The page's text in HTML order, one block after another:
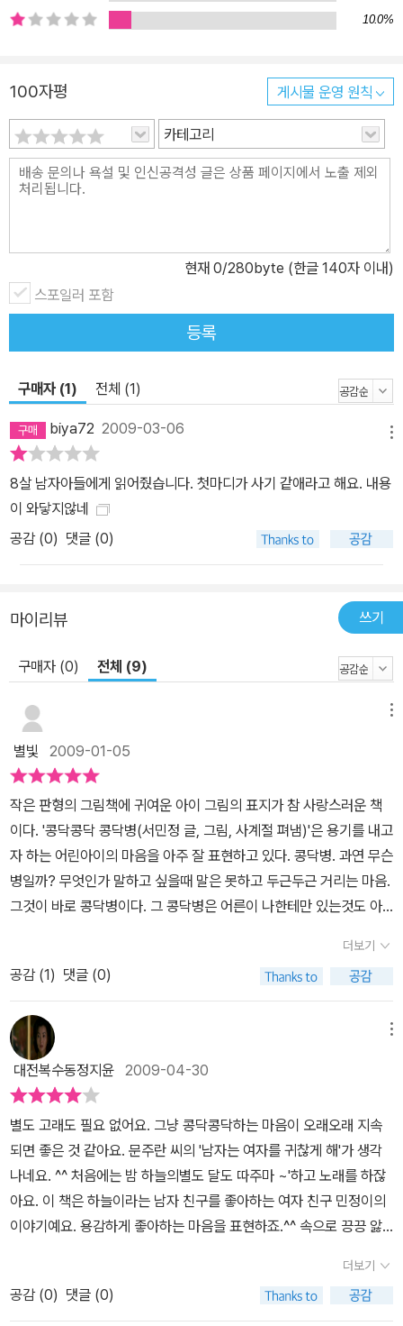
담은 이 작고 귀여운 이야기 속에 사랑의 기본 법칙이 다 들어있어요.
하나, 나를 있는 모습 그대로 받아들이고, 나를 먼저 사랑한다. 폭탄
설레게 하는 이성친구가 생기다니! 그러나 하늘이는 수아하고만 놀아
요. 민정이는 하늘이에게 잘 보이기 위해 수아처럼 예쁘게 머리를 빗
어보기도 하고, 수아처럼 예쁜 리본도 해 보고, 수아처럼 예쁜 치마도
입어보지만 하늘이는 민정이를 쳐다보지도 않아요. 사랑하면 내가 작
아 보이잖아요. 나름 괜찮은 줄 알았던 내가 초라해 보이는 법이잖아
런 내 모습! 어리버리한 것도 사랑스런 내 모습! 힘 세고 용감한 건 더
많이 사랑스런 내 모습이에요! 사랑하기 위해 필요한 가장 기본적인
자세는, 자신을 받아들이고 사랑하는 것이랍니다. 둘, 여자가 먼저 하
면 어때? 고백한다! 하늘이에 대한 사랑이 커지기만 하던 어느날 밤,
하늘이를 위해서라면 한강에서 고래도 잡은 민정인데, 그까짓 말 한
의 마음을 전하기로 결심합니다. 여자 아이라고 먼저 고백하지 말란
법도 없지요! 그간 하늘이 앞에서 우물쭈물 대기만 하던 민정이는 민
정이 식으로 문제를 멋지게 해결합니다. 셋, 질투는 금물! 괜한 시간
낭비 말고 그와의 시간을 만끽한다! “야! 이하늘! 나랑 같이 놀면 안
돼?” 수아랑 같이 놀던 하늘이가 마침 잘됐대요, 친구가 한 명 필요했
다고. 속도 없는 우리의 민정이는 수아가 하는 간호사 역할을 탐내지
벌리고 행복에 겨워하는 민정이! 이런 민정이를 어찌 사랑하지 않을
있기만 해도, 그것만으로도 충만해지는 것, 이게 사랑 아닐까요? 보
실천했어요. 그래서 이제 콩닥병이 다 나았죠. 사랑의 열병, 콩닥병은
말하면 낫는 병이거든요. 이래도 일곱 살 사랑을 인정하지 않으실 건
가요? 『콩닥콩닥 콩닥병』, 아이가 사랑에 빠졌을 때, 콩닥병에 걸렸
진 사람, 빠질 사람, 사랑에 빠졌던 과거를 되새겨 보고 싶은 사람까지
모두가 빙그레 웃을 수 있을 거예요.
10.0%
100자평 게시물 운영 원칙
카테고리
현재 0/280byte (한글 140자 이내)
스포일러 포함
등록
구매자 (1) 전체 (1)
biya72 2009-03-06
8살 남자아들에게 읽어줬습니다. 첫마디가 사기 같애라고 해요. 내용
이 와닿지않네
공감 (0) 댓글 (0)
마이리뷰 쓰기
구매자 (0) 전체 (9)
별빛 2009-01-05
작은 판형의 그림책에 귀여운 아이 그림의 표지가 참 사랑스러운 책
이다. '콩닥콩닥 콩닥병(서민정 글, 그림, 사계절 펴냄)'은 용기를 내고
자 하는 어린아이의 마음을 아주 잘 표현하고 있다. 콩닥병. 과연 무슨
병일까? 무엇인가 말하고 싶을때 말은 못하고 두근두근 거리는 마음.
그것이 바로 콩닥병이다. 그 콩닥병은 어른이 나한테만 있는것도 아
도 콩닥병이 있기는 한걸까? 친구들 이야기를 유심히 듣고 있는것 보
면 콩닥병이 있기는 한 것 같다. 민정이는 하늘이랑 놀고 싶은데 하늘
이는 늘 수아하고만 논다. 왜 그럴까? 수아가 이빠서 일까? 그래서 나
름대로 꾸며도 보지만 하늘이는 여전다. 어느날 하늘이는 있는힘을
다해 용기를 내어 소리르 지른다. 할말이 있는데... 나랑 같이 놀면 안
돼? 하늘이 잘되었다면 놀이에 끼워준다. 콩닥병 큰 소리로 이야기
하면 낫는 병이었다. 사실 우리집 콩닥병은 1학년 첫째 아이이다. 아
이가 소심하고, 자신감이 없으면 엄마가 참 많이 속상하다. 용기없고,
소심한 아이들과 함께 읽어보면서 용기를 내어 자신의 마음을 이야기
한다는것이 문제를 해결하는 길이라는 것을 같이 이야기 해 보기에
참 좋은 책이다. 그리고 어른에게도 시사하는 점이 크다. 그 콩닥병 사
실어른들에게도 많으니까...
더보기
공감 (1) 댓글 (0)
대전복수동정지윤 2009-04-30
별도 고래도 필요 없어요. 그냥 콩닥콩닥하는 마음이 오래오래 지속
되면 좋은 것 같아요. 문주란 씨의 '남자는 여자를 귀찮게 해'가 생각
나네요. ^^ 처음에는 밤 하늘의별도 달도 따주마 ~'하고 노래를 하잖
아요. 이 책은 하늘이라는 남자 친구를 좋아하는 여자 친구 민정이의
이야기예요. 용감하게 좋아하는 마음을 표현하죠.^^ 속으로 끙끙 앓
하늘이가 수아를 좋아하는 감정도 존중을 해주어야 할 것 같네요.^^
좋다 싫다는 감정은 억지로 되는 것은 아니거든요. 여기서도 하늘이
더보기
공감 (0) 댓글 (0)